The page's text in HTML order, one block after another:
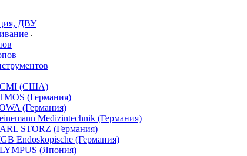
ДВУ
(США)
(Германия)
(Германия)
Medizintechnik (Германия)
STORZ (Германия)
Endoskopische (Германия)
(Япония)